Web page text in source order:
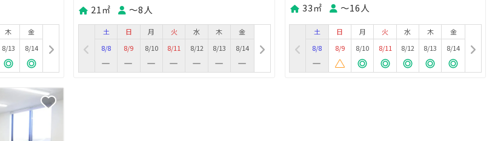
木
8/13
金
8/14
21㎡
〜8人
土
8/8
日
8/9
月
8/10
火
8/11
水
8/12
木
8/13
金
8/14
33㎡
〜16人
土
8/8
日
8/9
月
8/10
火
8/11
水
8/12
木
8/13
金
8/14